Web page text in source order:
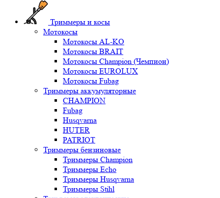
Триммеры и косы
Мотокосы
Мотокосы AL-KO
Мотокосы BRAIT
Мотокосы Champion (Чемпион)
Мотокосы EUROLUX
Мотокосы Fubag
Триммеры аккумуляторные
CHAMPION
Fubag
Husqvarna
HUTER
PATRIOT
Триммеры бензиновые
Триммеры Champion
Триммеры Echo
Триммеры Husqvarna
Триммеры Stihl